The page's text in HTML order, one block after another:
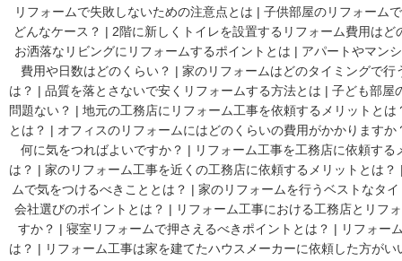
リフォームで失敗しないための注意点とは | 子供部屋のリフォーム
どんなケース？ | 2階に新しくトイレを設置するリフォーム費用はど
お洒落なリビングにリフォームするポイントとは | アパートやマン
費用や日数はどのくらい？ | 家のリフォームはどのタイミングで行
は？ | 品質を落とさないで安くリフォームする方法とは | 子ども部屋
問題ない？ | 地元の工務店にリフォーム工事を依頼するメリットとは
とは？ | オフィスのリフォームにはどのくらいの費用がかかりますか
何に気をつればよいですか？ | リフォーム工事を工務店に依頼す
は？ | 家のリフォーム工事を近くの工務店に依頼するメリットとは？
ムで気をつけるべきこととは？ | 家のリフォームを行うベストなタ
会社選びのポイントとは？ | リフォーム工事における工務店とリフ
すか？ | 寝室リフォームで押さえるべきポイントとは？ | リフォー
は？ | リフォーム工事は家を建てたハウスメーカーに依頼した方がい